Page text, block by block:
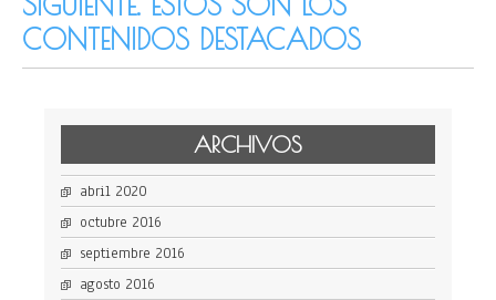
CONTENIDOS DESTACADOS
ARCHIVOS
abril 2020
octubre 2016
septiembre 2016
agosto 2016